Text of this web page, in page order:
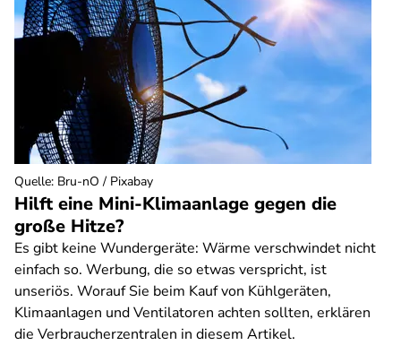
Hilft eine Mini-Klimaanlage gegen die
große Hitze?
Es gibt keine Wundergeräte: Wärme verschwindet nicht
einfach so. Werbung, die so etwas verspricht, ist
unseriös. Worauf Sie beim Kauf von Kühlgeräten,
Klimaanlagen und Ventilatoren achten sollten, erklären
die Verbraucherzentralen in diesem Artikel.
Quelle: Bru-nO / Pixabay